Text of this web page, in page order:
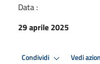
Data :
29 aprile 2025
Condividi Vedi